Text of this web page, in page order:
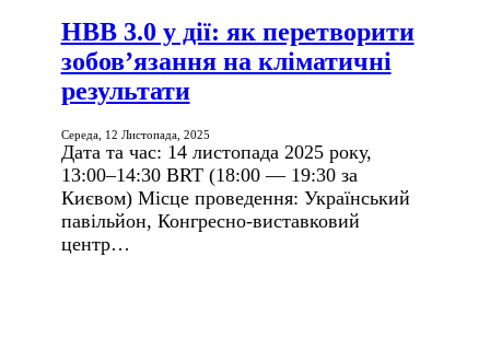
НВВ 3.0 у дії: як перетворити
зобов’язання на кліматичні
результати
Середа, 12 Листопада, 2025
Дата та час: 14 листопада 2025 року,
13:00–14:30 BRT (18:00 — 19:30 за
Києвом) Місце проведення: Український
павільйон, Конгресно-виставковий
центр…